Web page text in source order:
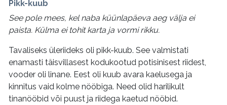
Pikk-kuub
See pole mees, kel naba küünlapäeva aeg välja ei
paista. Külma ei tohit karta ja vormi rikku.
Tavaliseks üleriideks oli pikk-kuub. See valmistati
enamasti täisvillasest kodukootud potisinisest riidest,
vooder oli linane. Eest oli kuub avara kaelusega ja
kinnitus vaid kolme nööbiga. Need olid harilikult
tinanööbid või puust ja riidega kaetud nööbid.